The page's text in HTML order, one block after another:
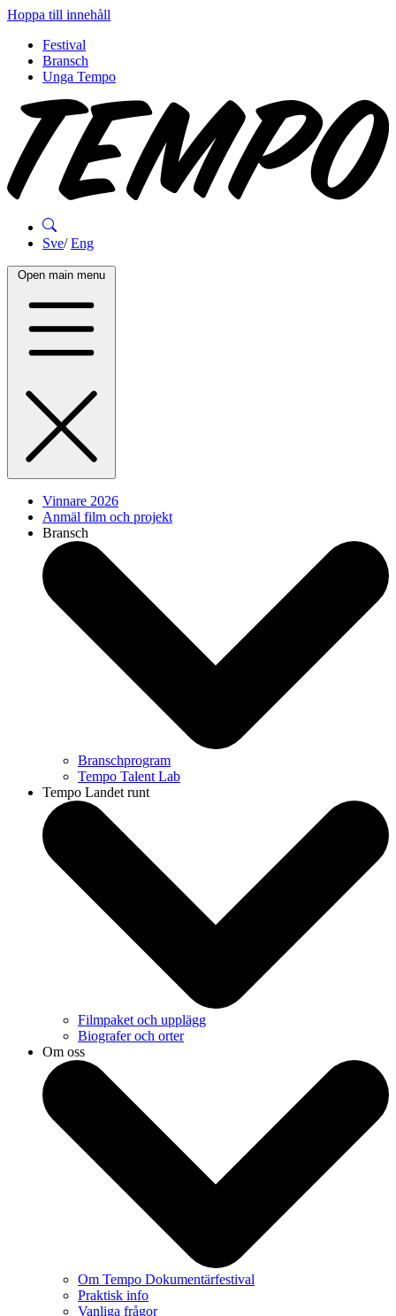
Hoppa till innehåll
Festival
Bransch
Unga Tempo
Sve/Eng
Open main menu
Vinnare 2026
Anmäl film och projekt
Bransch
Branschprogram
Tempo Talent Lab
Tempo Landet runt
Filmpaket och upplägg
Biografer och orter
Om oss
Om Tempo Dokumentärfestival
Praktisk info
Vanliga frågor